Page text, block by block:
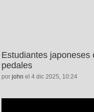
Estudiantes
pedales
por john el 4 dic 2025, 10:24